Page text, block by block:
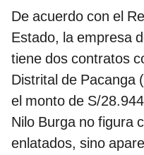
De acuerdo con el
Estado, la empresa
tiene dos contratos
Distrital de Pacanga
el monto de S/
Nilo Burga no figura
enlatados, sino